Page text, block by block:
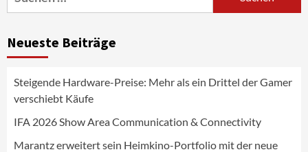
nach:
Neueste Beiträge
Steigende Hardware-Preise: Mehr als ein Drittel der Gamer
verschiebt Käufe
IFA 2026 Show Area Communication & Connectivity
Marantz erweitert sein Heimkino-Portfolio mit der neue
4
News aus dem Internet
Fernsehgeräte
5
NIQ kehrt zur IFA 2026 zurück und prägt
die Branchendebatte